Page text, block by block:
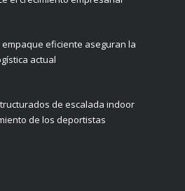
eficiente aseguran la
actual
de escalada indoor
de los deportistas